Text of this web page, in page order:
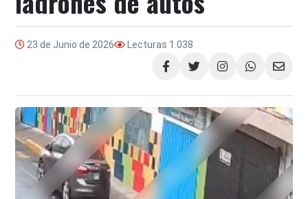
23 de Junio de 2026 Lecturas 1.038
Compartir